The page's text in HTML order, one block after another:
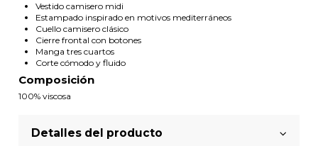
Vestido camisero midi
Estampado inspirado en motivos mediterráneos
Cuello camisero clásico
Cierre frontal con botones
Manga tres cuartos
Corte cómodo y fluido
Composición
100% viscosa
Detalles del producto